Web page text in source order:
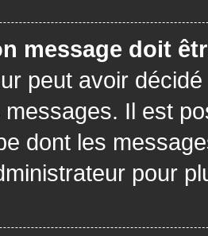
message doit
peut avoir
Il est
dont les
pour